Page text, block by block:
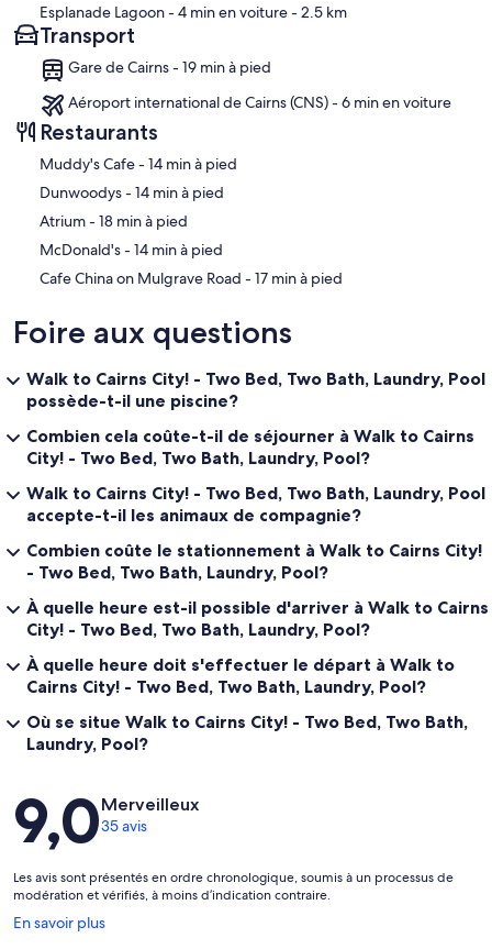
Esplanade Lagoon- 4 min en voiture- 2.5 km
Transport
Gare de Cairns - 19 min à pied
Aéroport international de Cairns (CNS) - 6 min en voiture
Restaurants
‪Muddy's Cafe - ‬14 min à pied
‪Dunwoodys - ‬14 min à pied
‪Atrium - ‬18 min à pied
‪McDonald's - ‬14 min à pied
‪Cafe China on Mulgrave Road - ‬17 min à pied
Foire aux questions
Walk to Cairns City! - Two Bed, Two Bath, Laundry, Pool
possède-t-il une piscine?
Combien cela coûte-t-il de séjourner à Walk to Cairns
City! - Two Bed, Two Bath, Laundry, Pool?
Walk to Cairns City! - Two Bed, Two Bath, Laundry, Pool
accepte-t-il les animaux de compagnie?
Combien coûte le stationnement à Walk to Cairns City!
- Two Bed, Two Bath, Laundry, Pool?
À quelle heure est-il possible d'arriver à Walk to Cairns
City! - Two Bed, Two Bath, Laundry, Pool?
À quelle heure doit s'effectuer le départ à Walk to
Cairns City! - Two Bed, Two Bath, Laundry, Pool?
Où se situe Walk to Cairns City! - Two Bed, Two Bath,
Laundry, Pool?
Avis
9,0Merveilleux
35 avis
Les avis sont présentés en ordre chronologique, soumis à un processus de
modération et vérifiés, à moins d’indication contraire.
En savoir plus
S’ouvre